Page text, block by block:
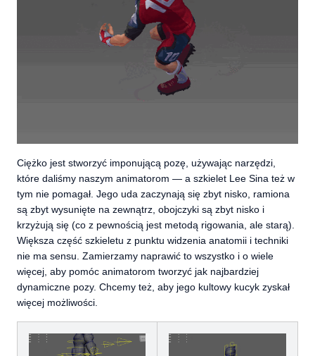
Ciężko jest stworzyć imponującą pozę, używając narzędzi,
które daliśmy naszym animatorom — a szkielet Lee Sina też w
tym nie pomagał. Jego uda zaczynają się zbyt nisko, ramiona
są zbyt wysunięte na zewnątrz, obojczyki są zbyt nisko i
krzyżują się (co z pewnością jest metodą rigowania, ale starą).
Większa część szkieletu z punktu widzenia anatomii i techniki
nie ma sensu. Zamierzamy naprawić to wszystko i o wiele
więcej, aby pomóc animatorom tworzyć jak najbardziej
dynamiczne pozy. Chcemy też, aby jego kultowy kucyk zyskał
więcej możliwości.